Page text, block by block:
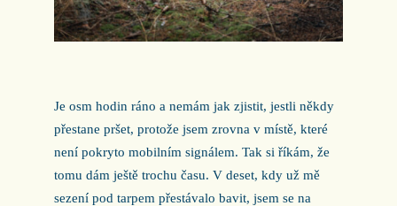
Je osm hodin ráno a nemám jak zjistit, jestli někdy
přestane pršet, protože jsem zrovna v místě, které
není pokryto mobilním signálem. Tak si říkám, že
tomu dám ještě trochu času. V deset, kdy už mě
sezení pod tarpem přestávalo bavit, jsem se na